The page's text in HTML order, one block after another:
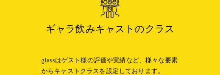
ギャラ飲みキャストのクラス
glassはゲスト様の評価や実績など、様々な要素
からキャストクラスを設定しております。